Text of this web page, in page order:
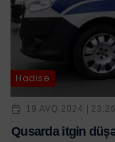
Hadisə
19 AVQ 2024 | 23:26
Qusarda itgin